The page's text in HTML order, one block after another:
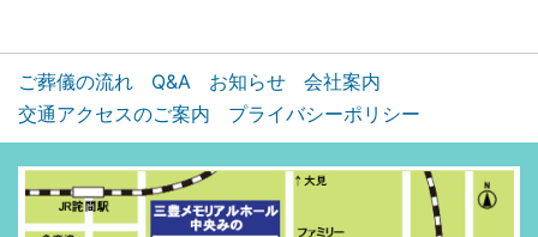
ご葬儀の流れ Q&A お知らせ
会社案内
交通アクセスのご案内
プライバシーポリシー